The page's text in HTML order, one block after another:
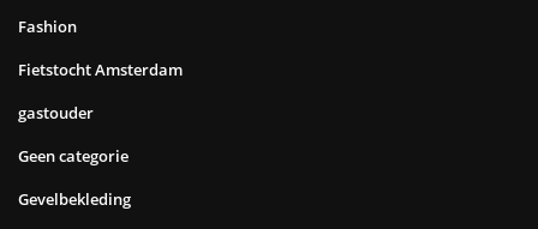
Fashion
Fietstocht Amsterdam
gastouder
Geen categorie
Gevelbekleding